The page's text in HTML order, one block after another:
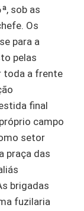
sob as
Os
para a
pelas
toda a frente
final
campo
setor
praça das
brigadas
fuzilaria